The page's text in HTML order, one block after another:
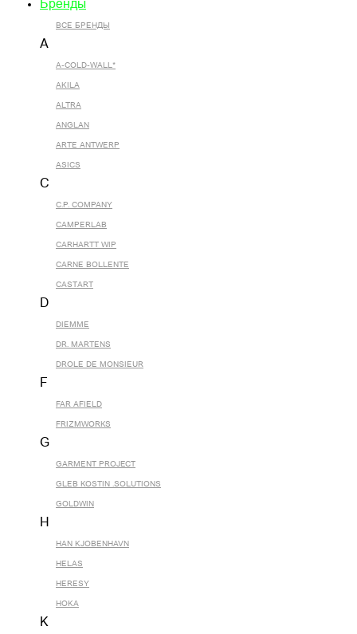
Бренды
ВСЕ БРЕНДЫ
A
A-COLD-WALL*
AKILA
ALTRA
ANGLAN
ARTE ANTWERP
ASICS
C
C.P. COMPANY
CAMPERLAB
CARHARTT WIP
CARNE BOLLENTE
CASTART
D
DIEMME
DR. MARTENS
DROLE DE MONSIEUR
F
FAR AFIELD
FRIZMWORKS
G
GARMENT PROJECT
GLEB KOSTIN .SOLUTIONS
GOLDWIN
H
HAN KJOBENHAVN
HELAS
HERESY
HOKA
K